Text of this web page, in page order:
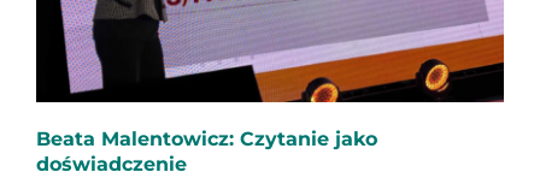
Beata Malentowicz: Czytanie jako
doświadczenie